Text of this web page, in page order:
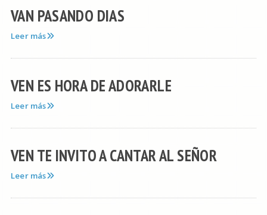
VAN PASANDO DIAS
Leer más
VEN ES HORA DE ADORARLE
Leer más
VEN TE INVITO A CANTAR AL SEÑOR
Leer más